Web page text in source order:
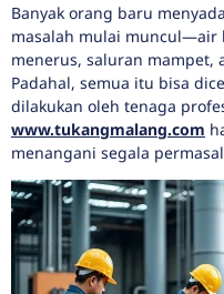
Banyak orang baru
masalah mulai muncul—air
menerus, saluran mampet,
Padahal, semua itu bisa
dilakukan oleh tenaga
www.tukangmalang.com
menangani segala